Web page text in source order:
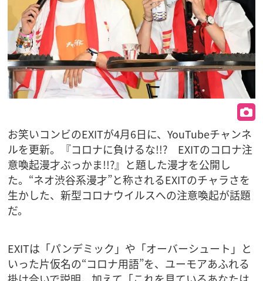
お笑いコンビのEXITが4月6日に、YouTubeチャンネ
ルを更新。『コロナに負けるな!!? EXITのコロナ注
意喚起漫才ぶっかま!!?』と題した漫才を公開し
た。“ネオ渋谷系漫才”と称されるEXITのチャラさを
生かした、新型コロナウイルスへの注意喚起が話題
だ。
EXITは「パンデミック」や「オーバーシュート」と
いった片仮名の“コロナ用語”を、ユーモアあふれる